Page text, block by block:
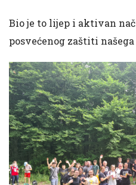
Bio je to lijep i aktivan
posvećenog zaštiti